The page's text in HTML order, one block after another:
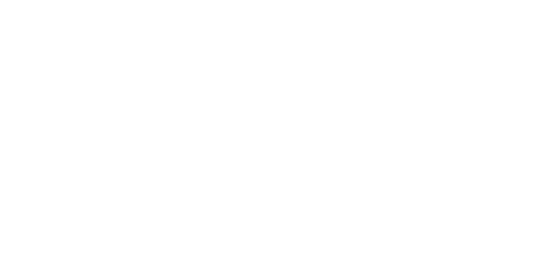
Impressão Térmica Minas Gerais
Santa Catarina
de Crachá Minas Gerais